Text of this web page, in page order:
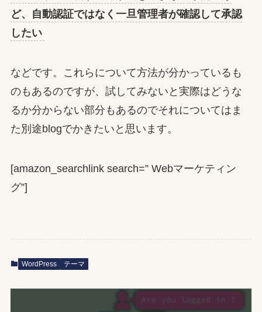
ど、自動認証ではなく一旦管理者が確認して承認
したい
などです。これらについて方法が分かっているも
のもあるのですが、試してみないと実際はどうな
るか分からない部分もあるのでそれについてはま
た別途blogでかきたいと思います。
[amazon_searchlink search=” Webマーケティン
グ”]
WordPress テーマ